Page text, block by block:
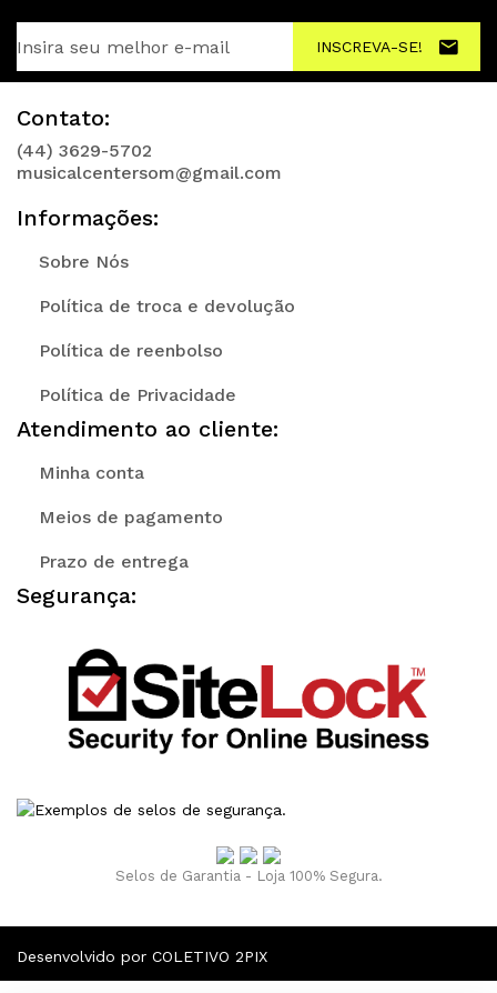
INSCREVA-SE!
Contato:
(44) 3629-5702
musicalcentersom@gmail.com
Informações:
Sobre Nós
Política de troca e devolução
Política de reenbolso
Política de Privacidade
Atendimento ao cliente:
Minha conta
Meios de pagamento
Prazo de entrega
Segurança:
Selos de Garantia - Loja 100% Segura.
Desenvolvido por COLETIVO 2PIX